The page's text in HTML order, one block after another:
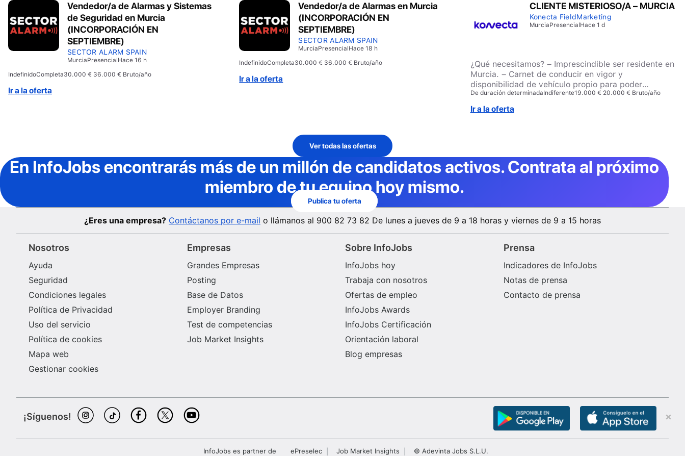
Vendedor/a de Alarmas y Sistemas
de Seguridad en Murcia
(INCORPORACIÓN EN
SEPTIEMBRE)
SECTOR ALARM SPAIN
MurciaPresencialHace 16 h
IndefinidoCompleta30.000 € 36.000 € Bruto/año
Ir a la oferta
Vendedor/a de Alarmas en Murcia
(INCORPORACIÓN EN
SEPTIEMBRE)
SECTOR ALARM SPAIN
MurciaPresencialHace 18 h
IndefinidoCompleta30.000 € 36.000 € Bruto/año
Ir a la oferta
CLIENTE MISTERIOSO/A – MURCIA
Konecta FieldMarketing
MurciaPresencialHace 1 d
¿Qué necesitamos? – Imprescindible ser residente en
Murcia. – Carnet de conducir en vigor y
disponibilidad de vehículo propio para poder
desplazarse por la zona asignada. – Ordenador y
conexión a Internet. – Conocimientos básicos de
Informática.
De duración determinadaIndiferente19.000 € 20.000 € Bruto/año
Ir a la oferta
Ver todas las ofertas
En InfoJobs encontrarás más de un millón de candidatos activos. Contrata al próximo
miembro de tu equipo hoy mismo.
Publica tu oferta
¿Eres una empresa? Contáctanos por e-mail o llámanos al 900 82 73 82 De lunes a jueves de 9 a 18 horas y viernes de 9 a 15 horas
Nosotros
Ayuda
Seguridad
Condiciones legales
Política de Privacidad
Uso del servicio
Política de cookies
Mapa web
Gestionar cookies
Empresas
Grandes Empresas
Posting
Base de Datos
Employer Branding
Test de competencias
Job Market Insights
Sobre InfoJobs
InfoJobs hoy
Trabaja con nosotros
Ofertas de empleo
InfoJobs Awards
InfoJobs Certificación
Orientación laboral
Blog empresas
Prensa
Indicadores de InfoJobs
Notas de prensa
Contacto de prensa
¡Síguenos!
InfoJobs es partner de ePreselec Job Market Insights © Adevinta Jobs S.L.U.